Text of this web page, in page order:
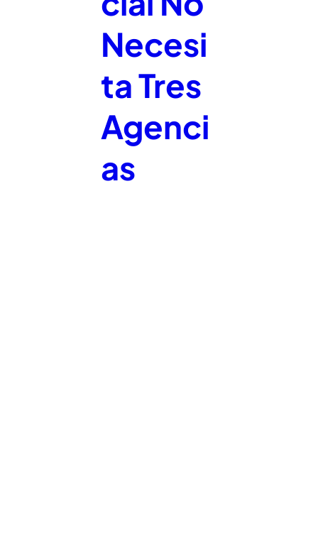
Necesi
ta Tres
Agenci
as